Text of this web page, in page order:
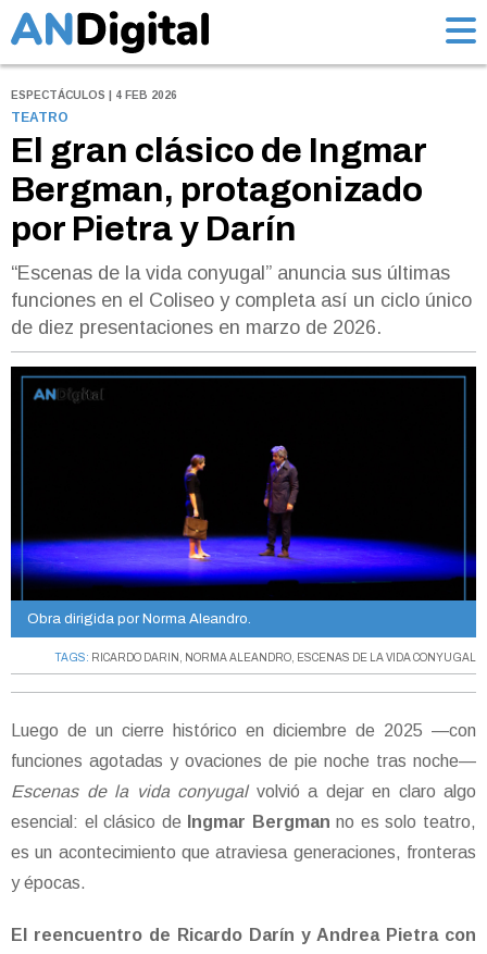
ESPECTÁCULOS | 4 FEB 2026
TEATRO
El gran clásico de Ingmar
Bergman, protagonizado
por Pietra y Darín
“Escenas de la vida conyugal” anuncia sus últimas
funciones en el Coliseo y completa así un ciclo único
de diez presentaciones en marzo de 2026.
Obra dirigida por Norma Aleandro.
TAGS: RICARDO DARIN , NORMA ALEANDRO, ESCENAS DE LA VIDA CONYUGAL
Luego de un cierre histórico en diciembre de 2025 —con
funciones agotadas y ovaciones de pie noche tras noche—
Escenas de la vida conyugalvolvió a dejar en claro algo
esencial: el clásico de
Ingmar Bergman no es solo teatro,
es un acontecimiento que atraviesa generaciones, fronteras
y épocas.
El reencuentro de Ricardo Darín y Andrea Pietra con